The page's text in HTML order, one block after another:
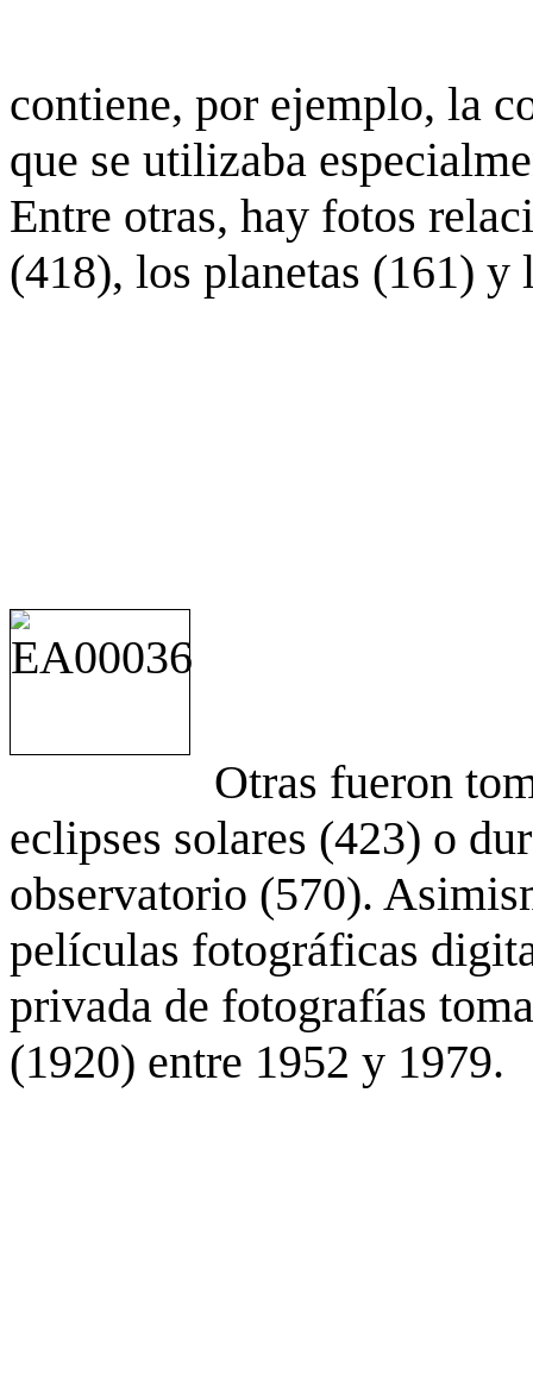
contiene, por ejemplo, la
que se utilizaba
Entre otras, hay fotos
(418), los planetas (161) y
Otras fueron
eclipses solares (423) o
observatorio (570).
películas fotográficas
privada de fotografías
(1920) entre 1952 y 1979.